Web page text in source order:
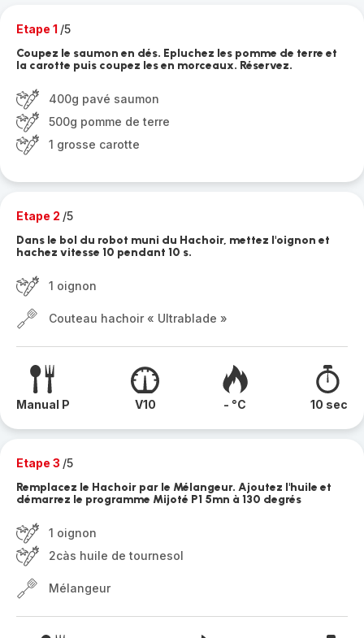
Etape 1 /5
Coupez le saumon en dés. Epluchez les pomme de terre et
la carotte puis coupez les en morceaux. Réservez.
400g pavé saumon
500g pomme de terre
1 grosse carotte
Etape 2 /5
Dans le bol du robot muni du Hachoir, mettez l'oignon et
hachez vitesse 10 pendant 10 s.
1 oignon
Couteau hachoir « Ultrablade »
Manual P V10 - °C 10 sec
Etape 3 /5
Remplacez le Hachoir par le Mélangeur. Ajoutez l'huile et
démarrez le programme Mijoté P1 5mn à 130 degrés
1 oignon
2càs huile de tournesol
Mélangeur